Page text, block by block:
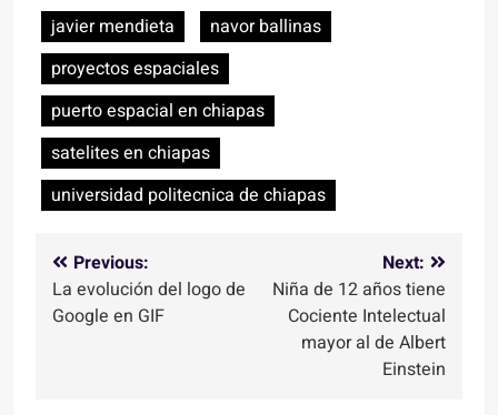
javier mendieta
navor ballinas
proyectos espaciales
puerto espacial en chiapas
satelites en chiapas
universidad politecnica de chiapas
Navegación
de
Previous:
La evolución del logo de
Google en GIF
Next:
Niña de 12 años tiene
Cociente Intelectual
mayor al de Albert
Einstein